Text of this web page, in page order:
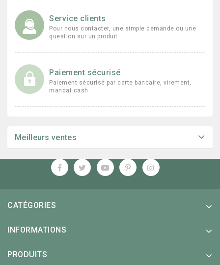
Service clients
Pour nous contacter, une simple demande ou une
question sur un produit
Paiement sécurisé
Paiement sécurisé par carte bancaire, virement,
mandat cash
Meilleurs ventes
CATÉGORIES
INFORMATIONS
PRODUITS